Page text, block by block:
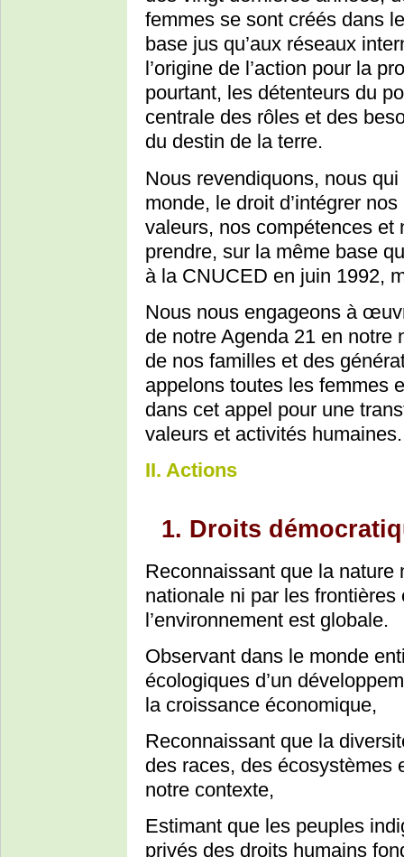
femmes se sont créés dans
base jus qu’aux réseaux
l’origine de l’action pour la
pourtant, les détenteurs du
centrale des rôles et des
du destin de la terre.
Nous revendiquons, nous
monde, le droit d’intégrer
valeurs, nos compétences
prendre, sur la même base
à la CNUCED en juin 1992,
Nous nous engageons à
de notre Agenda 21 en notre
de nos familles et des
appelons toutes les femmes
dans cet appel pour une
valeurs et activités humaines.
II. Actions
1. Droits
Reconnaissant que la nature
nationale ni par les
l’environnement est globale.
Observant dans le monde
écologiques d’un
la croissance économique,
Reconnaissant que la
des races, des écosystèmes
notre contexte,
Estimant que les peuples
privés des droits humains